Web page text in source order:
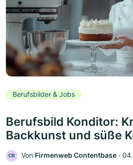
Berufsbilder & Jobs
Berufsbild Konditor:
Backkunst und süße
CB Von Firmenweb Contentbase ‧